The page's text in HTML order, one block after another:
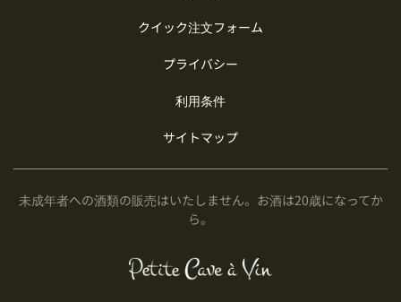
クイック注文フォーム
プライバシー
利用条件
サイトマップ
未成年者への酒類の販売はいたしません。お酒は20歳になってか
ら。